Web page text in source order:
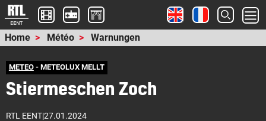
Home Météo Warnungen
METEO- METEOLUX MELLT
Stiermeschen Zoch
RTL EENT|27.01.2024